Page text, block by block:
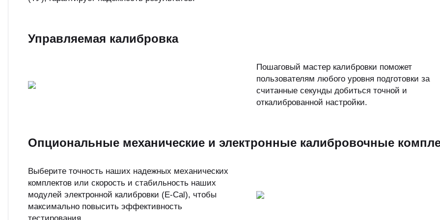
Управляемая калибровка
Пошаговый мастер калибровки поможет
пользователям любого уровня подготовки за
считанные секунды добиться точной и
откалиброванной настройки.
Опциональные механические и электронные калибровочные
Выберите точность наших надежных механических
комплектов или скорость и стабильность наших
модулей электронной калибровки (E-Cal), чтобы
максимально повысить эффективность